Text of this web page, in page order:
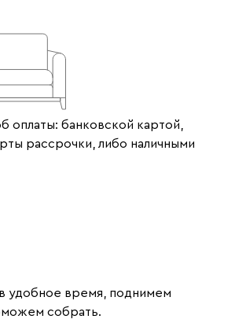
оплаты: банковской картой,
рассрочки, либо наличными
удобное время, поднимем
собрать.